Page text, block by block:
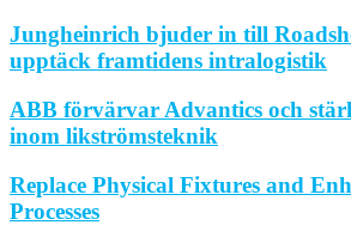
Jungheinrich bjuder in till
upptäck framtidens intralogistik
ABB förvärvar Advantics och
inom likströmsteknik
Replace Physical Fixtures and
Processes